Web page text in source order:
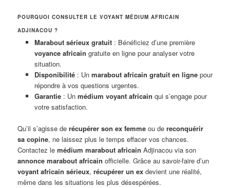
POURQUOI CONSULTER LE VOYANT MÉDIUM AFRICAIN
ADJINACOU ?
Marabout sérieux gratuit: Bénéficiez d’une première
voyance africain gratuite en ligne pour analyser votre
situation.
Disponibilité: Un marabout africain gratuit en lignepour
répondre à vos questions urgentes.
Garantie: Un médium voyant africain qui s’engage pour
votre satisfaction.
Qu’il s’agisse derécupérer son ex femme ou dereconquérir
sa copine, ne laissez plus le temps effacer vos chances.
Contactez lemédium marabout africain Adjinacou via son
annonce marabout africain officielle. Grâce au savoir-faire d’un
voyant africain sérieux,récupérer un ex devient une réalité,
même dans les situations les plus désespérées.